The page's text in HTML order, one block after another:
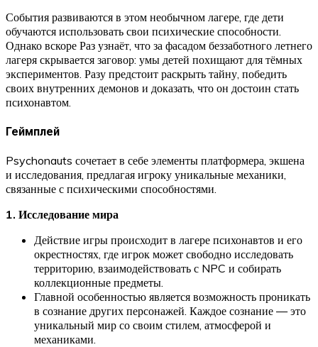
События развиваются в этом необычном лагере, где дети
обучаются использовать свои психические способности.
Однако вскоре Раз узнаёт, что за фасадом беззаботного летнего
лагеря скрывается заговор: умы детей похищают для тёмных
экспериментов. Разу предстоит раскрыть тайну, победить
своих внутренних демонов и доказать, что он достоин стать
психонавтом.
Геймплей
Psychonauts сочетает в себе элементы платформера, экшена
и исследования, предлагая игроку уникальные механики,
связанные с психическими способностями.
1. Исследование мира
Действие игры происходит в лагере психонавтов и его
окрестностях, где игрок может свободно исследовать
территорию, взаимодействовать с NPC и собирать
коллекционные предметы.
Главной особенностью является возможность проникать
в сознание других персонажей. Каждое сознание — это
уникальный мир со своим стилем, атмосферой и
механиками.